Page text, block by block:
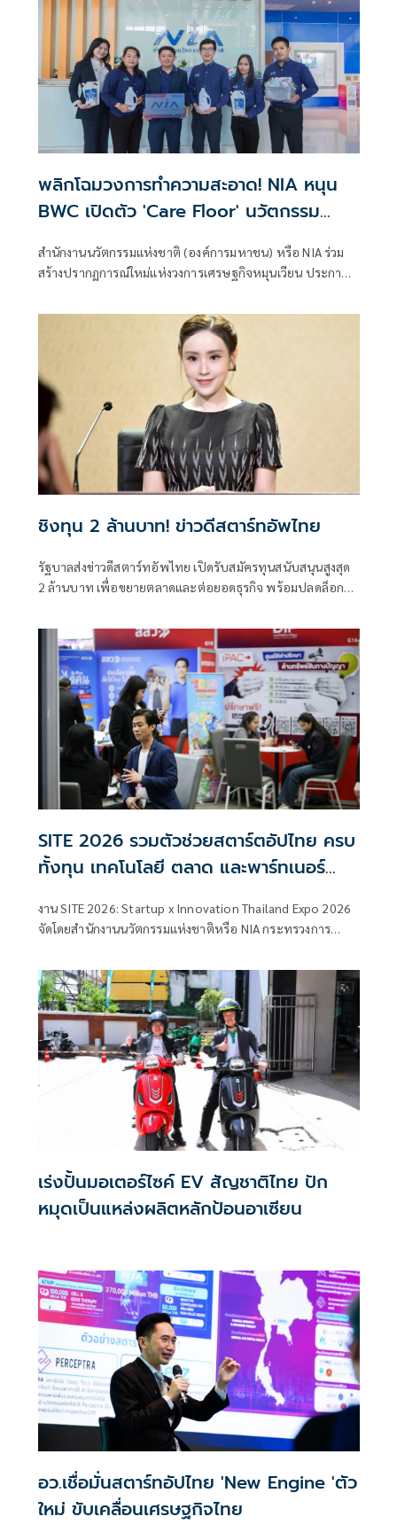
พลิกโฉมวงการทำความสะอาด! NIA หนุน
BWC เปิดตัว 'Care Floor' นวัตกรรม
รักษ์โลกสุดล้ำ
สำนักงานนวัตกรรมแห่งชาติ (องค์การมหาชน) หรือ NIA ร่วม
สร้างปรากฏการณ์ใหม่แห่งวงการเศรษฐกิจหมุนเวียน ประกาศ
นวัตกรรมผลิตภัณฑ์ทำความสะอาดพื้นสุดล้ำภายใต้ชื่อ "แคร์
ฟลอร์" (Care Floor) ซึ่งเป็นผลผลิตระดับมาสเตอร์พีซจาก
โครงการแปลงเทคโนโลยีเป็นทุน โดยนวัตกรรมนี้ได้สร้างความ
ตื่นเต้นให้กับวงการด้วยการนำสารเคมีบางชนิดที่เป็นของเสีย
มาผ่านกระบวนการอัพไซเคิล (Upcycle) ขั้นสูง จนพลิกโฉม
กลายมาเป็นผลิตภัณฑ์ทำความสะอาดที่ทรงประสิทธิภาพและ
รักษ์โลกอย่างแท้จริง
ชิงทุน 2 ล้านบาท! ข่าวดีสตาร์ทอัพไทย
รัฐบาลส่งข่าวดีสตาร์ทอัพไทย เปิดรับสมัครทุนสนับสนุนสูงสุด
2 ล้านบาท เพื่อขยายตลาดและต่อยอดธุรกิจ พร้อมปลดล็อก
นวัตกรรม
SITE 2026 รวมตัวช่วยสตาร์ตอัปไทย ครบ
ทั้งทุน เทคโนโลยี ตลาด และพาร์ทเนอร์
ต่อยอดนวัตกรรมไทยสู่ธุรกิจจริง
งาน SITE 2026: Startup x Innovation Thailand Expo 2026
จัดโดยสำนักงานนวัตกรรมแห่งชาติหรือ NIA กระทรวงการ
สำคัญสำหรับสตาร์ตอัป ผู้ประกอบการฐานนวัตกรรม และ
ธุรกิจเทคโนโลยีไทย ที่ต้องการหาโอกาสใหม่ในการเติบโต
เร่งปั้นมอเตอร์ไซค์ EV สัญชาติไทย ปัก
หมุดเป็นแหล่งผลิตหลักป้อนอาเซียน
อว.เชื่อมั่นสตาร์ทอัปไทย 'New Engine 'ตัว
ใหม่ ขับเคลื่อนเศรษฐกิจไทย